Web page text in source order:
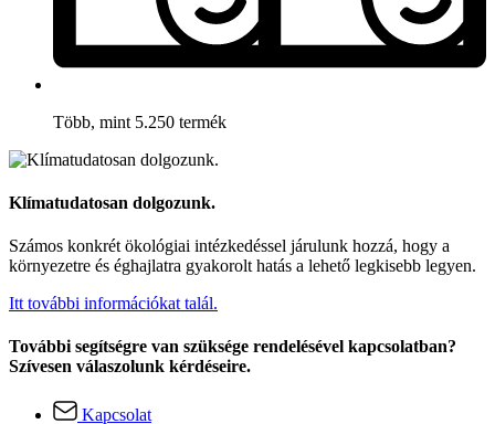
Több, mint 5.250 termék
Klímatudatosan dolgozunk.
Számos konkrét ökológiai intézkedéssel járulunk hozzá, hogy a
környezetre és éghajlatra gyakorolt hatás a lehető legkisebb legyen.
Itt további információkat talál.
További segítségre van szüksége rendelésével kapcsolatban?
Szívesen válaszolunk kérdéseire.
Kapcsolat